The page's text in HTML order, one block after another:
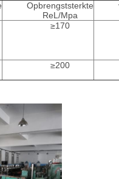
Opbrengststerkte
ReL/Mpa
≥170
≥200